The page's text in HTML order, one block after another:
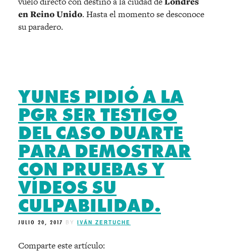
en Reino Unido. Hasta el momento se desconoce
su paradero.
YUNES PIDIÓ A LA
PGR SER TESTIGO
DEL CASO DUARTE
PARA DEMOSTRAR
CON PRUEBAS Y
VÍDEOS SU
CULPABILIDAD.
JULIO 20, 2017 BY IVÁN ZERTUCHE
Comparte este artículo: